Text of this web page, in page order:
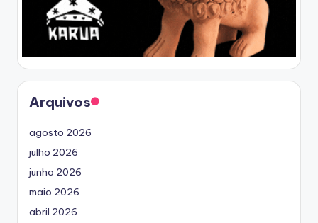
Arquivos
agosto 2026
julho 2026
junho 2026
maio 2026
abril 2026